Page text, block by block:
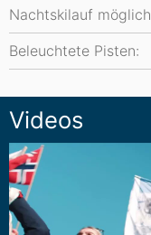
Nachtskilauf möglich
Beleuchtete Pisten:
Videos